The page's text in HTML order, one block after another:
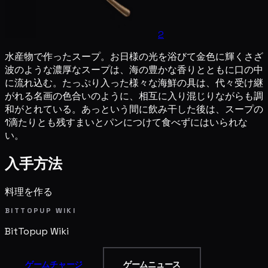
2
水産物で作ったスープ。お日様の光を浴びて金色に輝くさざ
波のような濃厚なスープは、海の豊かな香りとともに口の中
に流れ込む。たっぷり入った様々な海鮮の具は、代々受け継
がれる名画の色合いのように、相互に入り混じりながらも調
和がとれている。あっという間に飲み干した後は、スープの
1滴たりとも残すまいとパンにつけて食べずにはいられな
い。
入手方法
料理を作る
BITTOPUP WIKI
BitTopup Wiki
ゲームチャージ ゲームニュース